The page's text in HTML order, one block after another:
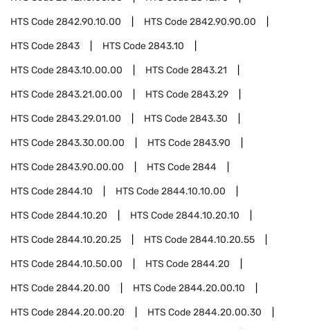
HTS Code2842.90.10.00 HTS Code2842.90.90.00
HTS Code2843 HTS Code2843.10
HTS Code2843.10.00.00 HTS Code2843.21
HTS Code2843.21.00.00 HTS Code2843.29
HTS Code2843.29.01.00 HTS Code2843.30
HTS Code2843.30.00.00 HTS Code2843.90
HTS Code2843.90.00.00 HTS Code2844
HTS Code2844.10 HTS Code2844.10.10.00
HTS Code2844.10.20 HTS Code2844.10.20.10
HTS Code2844.10.20.25 HTS Code2844.10.20.55
HTS Code2844.10.50.00 HTS Code2844.20
HTS Code2844.20.00 HTS Code2844.20.00.10
HTS Code2844.20.00.20 HTS Code2844.20.00.30